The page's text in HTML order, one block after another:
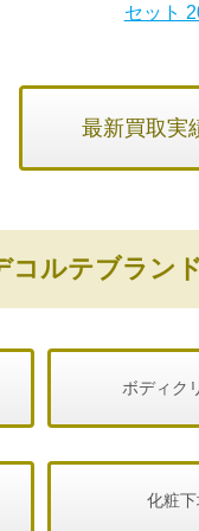
セット
最新買取実
コルテブラン
ボディク
化粧